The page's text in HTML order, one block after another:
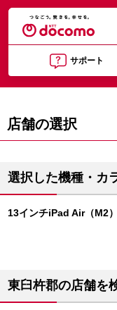
サポート
店舗の選択
選択した機種・カ
13インチiPad Air（M2
東臼杵郡の店舗を